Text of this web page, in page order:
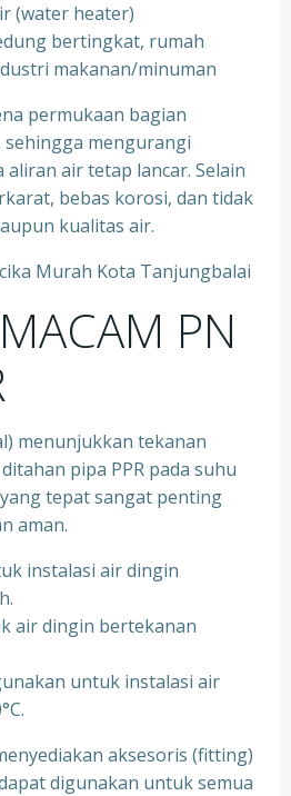
(water heater)
bertingkat, rumah
makanan/minuman
permukaan bagian
sehingga mengurangi
aliran air tetap lancar. Selain
bebas korosi, dan tidak
kualitas air.
Murah Kota Tanjungbalai
PN
menunjukkan tekanan
pipa PPR pada suhu
tepat sangat penting
aman.
instalasi air dingin
air dingin bertekanan
untuk instalasi air
aksesoris (fitting)
digunakan untuk semua